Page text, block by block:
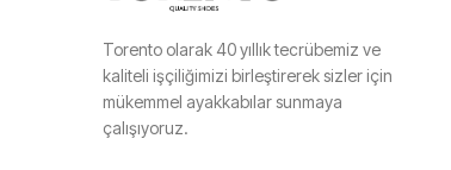
Torento olarak 40 yıllık tecrübemiz ve
kaliteli işçiliğimizi birleştirerek sizler için
mükemmel ayakkabılar sunmaya
çalışıyoruz.